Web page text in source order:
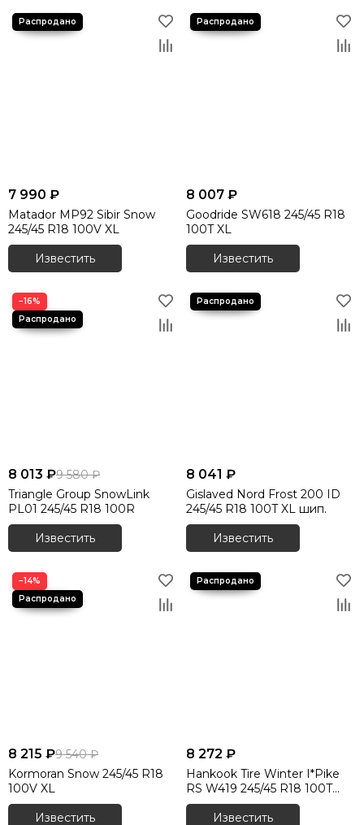
7 990 ₽
Matador MP92 Sibir Snow
245/45 R18 100V XL
Известить
8 007 ₽
Goodride SW618 245/45 R18
100T XL
Известить
−16%
8 013 ₽9 580 ₽
Triangle Group SnowLink
PL01 245/45 R18 100R
Известить
8 041 ₽
Gislaved Nord Frost 200 ID
245/45 R18 100T XL шип.
Известить
−14%
8 215 ₽9 540 ₽
Kormoran Snow 245/45 R18
100V XL
Известить
8 272 ₽
Hankook Tire Winter I*Pike
RS W419 245/45 R18 100T
шип.
Известить